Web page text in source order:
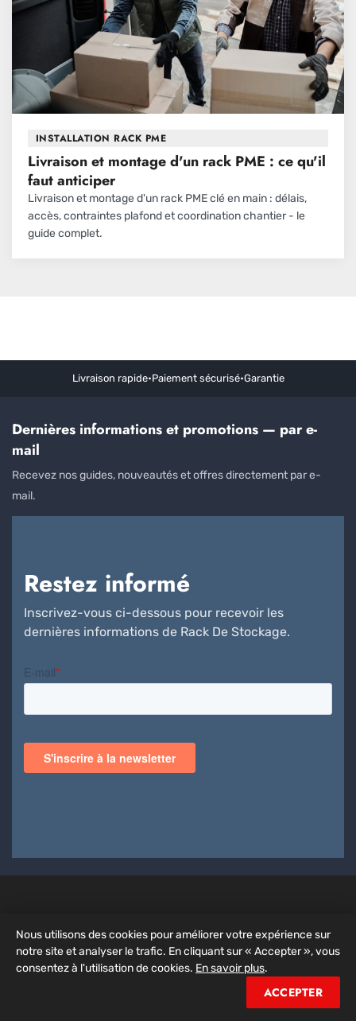
INSTALLATION RACK PME
Livraison et montage d'un rack PME : ce qu'il
faut anticiper
Livraison et montage d'un rack PME clé en main : délais,
accès, contraintes plafond et coordination chantier - le
guide complet.
Livraison rapide•Paiement sécurisé•Garantie
Dernières informations et promotions — par e-
mail
Recevez nos guides, nouveautés et offres directement par e-
mail.
Restez informé
Inscrivez-vous ci-dessous pour recevoir les
dernières informations de Rack De Stockage.
Rack De Stockage
ZA de l'Ormeau
Nous utilisons des cookies pour améliorer votre expérience sur
notre site et analyser le trafic. En cliquant sur « Accepter », vous
consentez à l'utilisation de cookies. En savoir plus.
ACCEPTER